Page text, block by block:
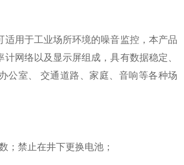
用于工业场所环境的噪音监控，本产品
网络以及显示屏组成，具有数据稳定、
公室、 交通道路、家庭、音响等各种场
禁止在井下更换电池；